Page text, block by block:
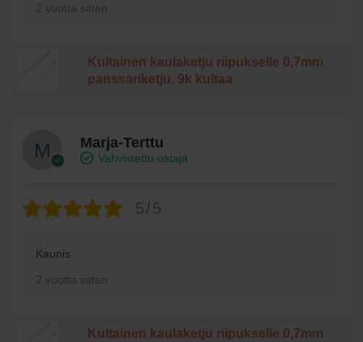
2 vuotta sitten
Kultainen kaulaketju riipukselle 0,7mm
panssariketju, 9k kultaa
Marja-Terttu
Vahvistettu ostaja
5/5
Kaunis
2 vuotta sitten
Kultainen kaulaketju riipukselle 0,7mm